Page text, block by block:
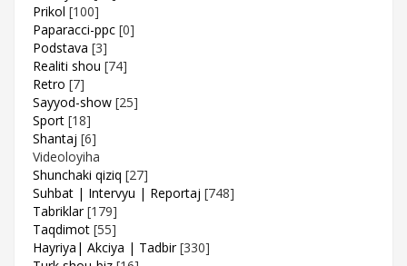
Prikol [100]
Paparacci-ppc [0]
Podstava [3]
Realiti shou [74]
Retro [7]
Sayyod-show [25]
Sport [18]
Shantaj [6]
Videoloyiha
Shunchaki qiziq [27]
Suhbat | Intervyu | Reportaj [748]
Tabriklar [179]
Taqdimot [55]
Hayriya| Akciya | Tadbir [330]